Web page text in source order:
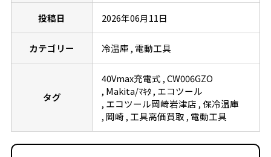
投稿日 2026年06月11日
カテゴリー 冷温庫 電動工具
タグ
40Vmax充電式 CW006GZO
Makita/ﾏｷﾀ エコツール
エコツール岡崎岩津店 保冷温庫
岡崎 工具高価買取 電動工具